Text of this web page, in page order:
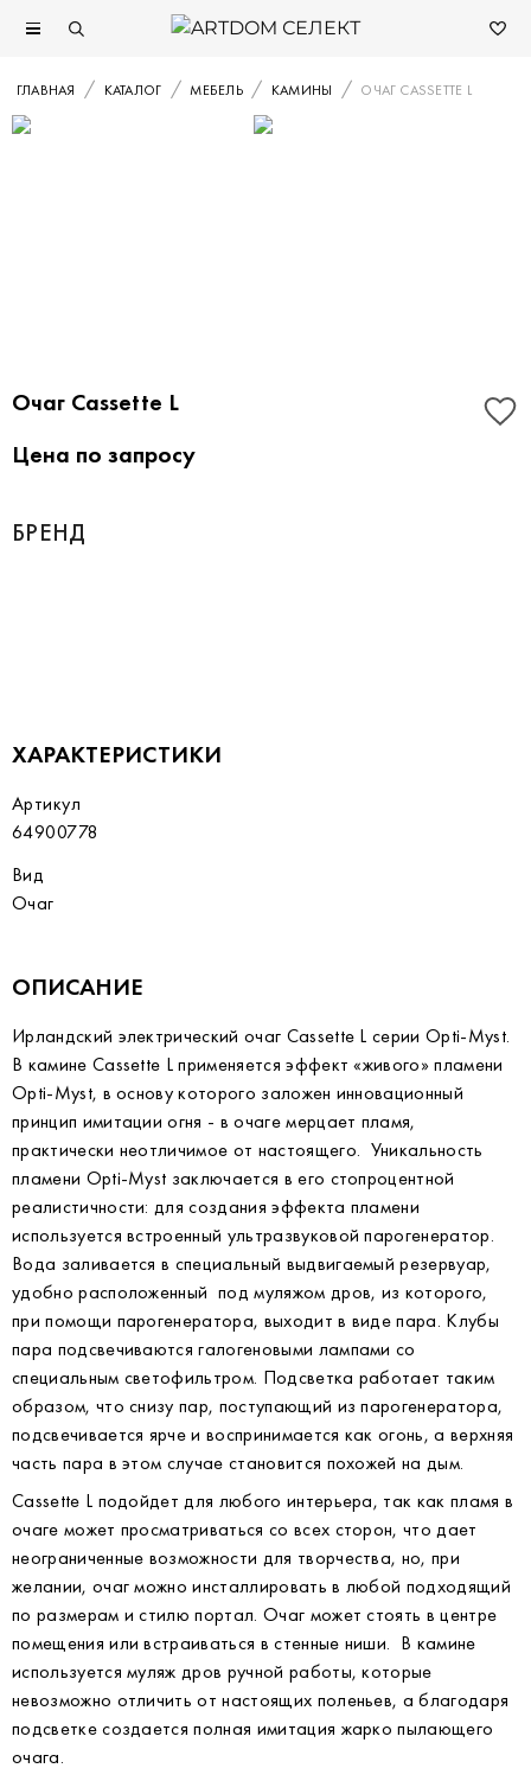
ГЛАВНАЯ КАТАЛОГ МЕБЕЛЬ КАМИНЫ ОЧАГ CASSETTE L
Очаг Cassette L
Цена по запросу
БРЕНД
ХАРАКТЕРИСТИКИ
Артикул
64900778
Вид
Очаг
ОПИСАНИЕ
Ирландский электрический очаг Cassette L серии Opti-Myst.
В камине Cassette L применяется эффект «живого» пламени
Opti-Myst, в основу которого заложен инновационный
принцип имитации огня - в очаге мерцает пламя,
практически неотличимое от настоящего. Уникальность
пламени Opti-Myst заключается в его стопроцентной
реалистичности: для создания эффекта пламени
используется встроенный ультразвуковой парогенератор.
Вода заливается в специальный выдвигаемый резервуар,
удобно расположенный под муляжом дров, из которого,
при помощи парогенератора, выходит в виде пара. Клубы
пара подсвечиваются галогеновыми лампами со
специальным светофильтром. Подсветка работает таким
образом, что снизу пар, поступающий из парогенератора,
подсвечивается ярче и воспринимается как огонь, а верхняя
часть пара в этом случае становится похожей на дым.
Cassette L подойдет для любого интерьера, так как пламя в
очаге может просматриваться со всех сторон, что дает
неограниченные возможности для творчества, но, при
желании, очаг можно инсталлировать в любой подходящий
по размерам и стилю портал. Очаг может стоять в центре
помещения или встраиваться в стенные ниши. В камине
используется муляж дров ручной работы, которые
невозможно отличить от настоящих поленьев, а благодаря
подсветке создается полная имитация жарко пылающего
очага.